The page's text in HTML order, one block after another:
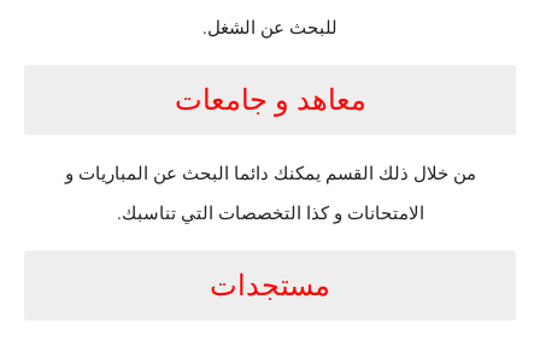
للبحث عن الشغل.
معاهد و جامعات
من خلال ذلك القسم يمكنك دائما البحث عن المباريات و
الامتحانات و كذا التخصصات التي تناسبك.
مستجدات